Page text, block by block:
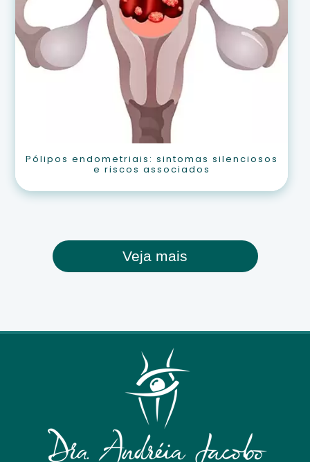
Pólipos endometriais: sintomas silenciosos
e riscos associados
Veja mais